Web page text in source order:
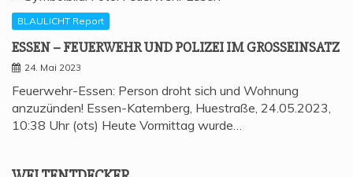
BLAULICHT Report
ESSEN – FEU­ER­WEHR UND POLI­ZEI IM GROSSEINSATZ
24. Mai 2023
Feuerwehr-Essen: Person droht sich und Wohnung
anzuzünden! Essen-Katernberg, Huestraße, 24.05.2023,
10:38 Uhr (ots) Heute Vormittag wurde…